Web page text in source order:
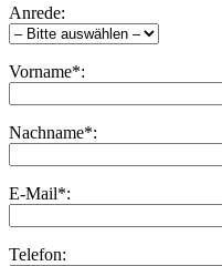
Anrede:
Vorname*:
Nachname*:
E-Mail*:
Telefon: